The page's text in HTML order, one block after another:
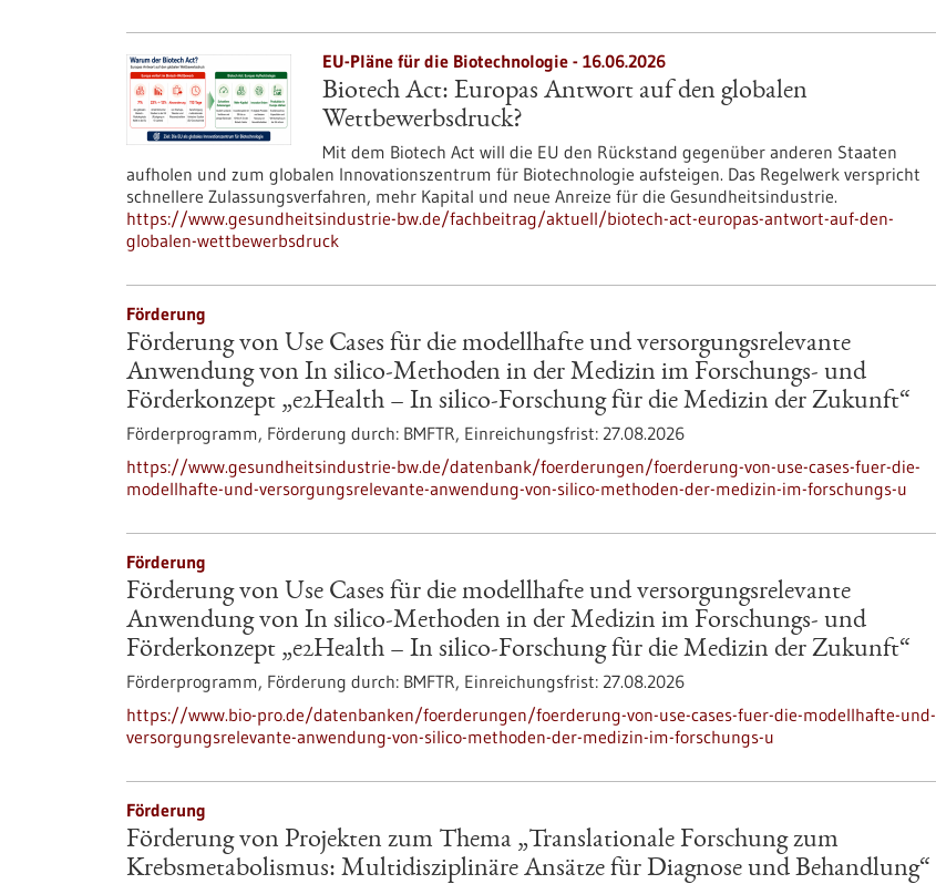
EU-Pläne für die Biotechnologie - 16.06.2026
Biotech Act: Europas Antwort auf den globalen
Wettbewerbsdruck?
Mit dem Biotech Act will die EU den Rückstand gegenüber anderen Staaten
aufholen und zum globalen Innovationszentrum für Biotechnologie aufsteigen. Das Regelwerk verspricht
schnellere Zulassungsverfahren, mehr Kapital und neue Anreize für die Gesundheitsindustrie.
https://www.gesundheitsindustrie-bw.de/fachbeitrag/aktuell/biotech-act-europas-antwort-auf-den-
globalen-wettbewerbsdruck
Förderung
Förderung von Use Cases für die modellhafte und versorgungsrelevante
Anwendung von In silico-Methoden in der Medizin im Forschungs- und
Förderkonzept „e2Health – In silico-Forschung für die Medizin der Zukunft“
Förderprogramm, Förderung durch: BMFTR, Einreichungsfrist: 27.08.2026
https://www.gesundheitsindustrie-bw.de/datenbank/foerderungen/foerderung-von-use-cases-fuer-die-
modellhafte-und-versorgungsrelevante-anwendung-von-silico-methoden-der-medizin-im-forschungs-u
Förderung
Förderung von Use Cases für die modellhafte und versorgungsrelevante
Anwendung von In silico-Methoden in der Medizin im Forschungs- und
Förderkonzept „e2Health – In silico-Forschung für die Medizin der Zukunft“
Förderprogramm, Förderung durch: BMFTR, Einreichungsfrist: 27.08.2026
https://www.bio-pro.de/datenbanken/foerderungen/foerderung-von-use-cases-fuer-die-modellhafte-und-
versorgungsrelevante-anwendung-von-silico-methoden-der-medizin-im-forschungs-u
Förderung
Förderung von Projekten zum Thema „Translationale Forschung zum
Krebsmetabolismus: Multidisziplinäre Ansätze für Diagnose und Behandlung“